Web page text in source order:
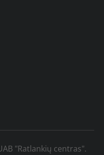
"Ratlankių centras".